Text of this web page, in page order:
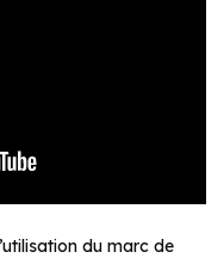
du marc de